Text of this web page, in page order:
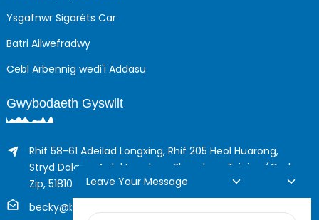
Ysgafnwr Sigaréts Car
Batri Ailwefradwy
Cebl Arbennig wedi'i Addasu
Gwybodaeth Gyswllt
Rhif 58-61 Adeilad Longxing, Rhif 205 Heol Huarong,
Stryd Dalang, Ardal Longhua, Shenzhen, Tsieina (Cod
Zip, 518109)
becky@boyingcable.com
Leave Your Message